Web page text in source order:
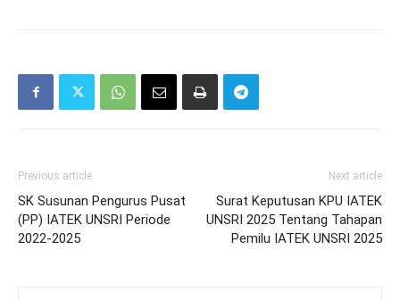
Previous article
SK Susunan Pengurus Pusat
(PP) IATEK UNSRI Periode
2022-2025
Next article
Surat Keputusan KPU IATEK
UNSRI 2025 Tentang Tahapan
Pemilu IATEK UNSRI 2025